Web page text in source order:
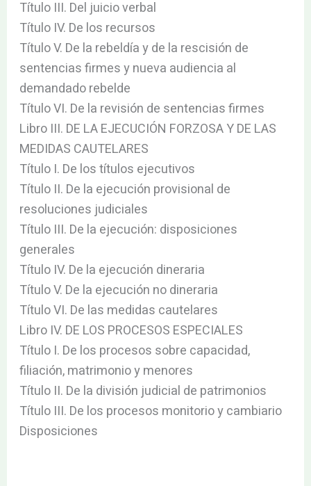
Título III. Del juicio verbal
Título IV. De los recursos
Título V. De la rebeldía y de la rescisión de
sentencias firmes y nueva audiencia al
demandado rebelde
Título VI. De la revisión de sentencias firmes
Libro III. DE LA EJECUCIÓN FORZOSA Y DE LAS
MEDIDAS CAUTELARES
Título I. De los títulos ejecutivos
Título II. De la ejecución provisional de
resoluciones judiciales
Título III. De la ejecución: disposiciones
generales
Título IV. De la ejecución dineraria
Título V. De la ejecución no dineraria
Título VI. De las medidas cautelares
Libro IV. DE LOS PROCESOS ESPECIALES
Título I. De los procesos sobre capacidad,
filiación, matrimonio y menores
Título II. De la división judicial de patrimonios
Título III. De los procesos monitorio y cambiario
Disposiciones